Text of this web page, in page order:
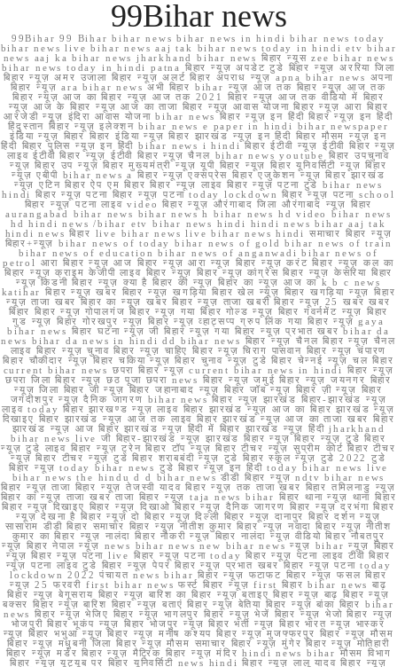
99Bihar news
99Bihar 99 Bihar bihar news bihar news in hindi bihar news today
bihar news live bihar news aaj tak bihar news today in hindi etv bihar
news aaj ka bihar news jharkhand bihar news बिहार न्यूस zee bihar news
bihar news today in hindi patna बिहार न्यूज़ अपडेट टुडे बिहार न्यूज़ अररिया जिला
बिहार न्यूज़ अमर उजाला बिहार न्यूज़ अलर्ट बिहार अपराध न्यूज़ apna bihar news अपना
बिहार न्यूज़ ara bihar news अभी बिहार bihar न्यूज़ आज तक बिहार न्यूज़ आज तक
बिहार न्यूज़ आज का बिहार न्यूज़ आज तक 2021 बिहार न्यूज़ आज तक वीडियो में बिहार
न्यूज़ आज के बिहार न्यूज़ आज का ताजा बिहार न्यूज़ आवास योजना बिहार न्यूज़ आरा बिहार
आरजेडी न्यूज़ इंदिरा आवास योजना bihar news बिहार न्यूज़ इन हिंदी बिहार न्यूज़ इन हिंदी
हिंदुस्तान बिहार न्यूज़ इलेक्शन bihar news e paper in hindi bihar newspaper
इंडिया न्यूज़ बिहार बिहार इंडिया न्यूज़ बिहार झारखंड न्यूज़ इन हिंदी बिहार मौसम न्यूज़ इन
हिंदी बिहार पुलिस न्यूज़ इन हिंदी bihar news i hindi बिहार ईटीवी न्यूज़ ईटीवी बिहार न्यूज़
लाइव ईटीवी बिहार न्यूज़ ईटीवी बिहार न्यूज़ चैनल bihar news youtube बिहार उपचुनाव
न्यूज़ बिहार उप न्यूज़ बिहार मुख्यमंत्री न्यूज़ यूपी बिहार न्यूज़ बिहार यूनिवर्सिटी न्यूज़ बिहार
न्यूज़ एबीपी bihar news a बिहार न्यूज़ एक्सप्रेस बिहार एजुकेशन न्यूज़ बिहार झारखंड
न्यूज़ एटिन बिहार ऐप एम बिहार बिहार न्यूज़ लाइव बिहार न्यूज़ पटना टुडे bihar news
hindi बिहार न्यूज़ पटना बिहार न्यूज़ पटना today lockdown बिहार न्यूज़ पटना school
बिहार न्यूज़ पटना लाइव video बिहार न्यूज़ औरंगाबाद जिला औरंगाबाद न्यूज़ बिहार
aurangabad bihar news bihar news h bihar news hd video bihar news
hd hindi news /bihar etv bihar news hindi hindi news bihar aaj tak
hindi news बिहार live bihar news live bihar news hindi समाचार बिहार न्यूज़
बिहार+न्यूज़ bihar news of today bihar news of gold bihar news of train
bihar news of education bihar news of anganwadi bihar news of
petrol आरा बिहार न्यूज़ आज बिहार न्यूज़ आरा न्यूज़ बिहार न्यूज़ करंट बिहार न्यूज़ कल का
बिहार न्यूज़ क्राइम केजीपी लाइव बिहार न्यूज़ बिहार न्यूज़ कांग्रेस बिहार न्यूज़ केसरिया बिहार
न्यूज़ किडनी बिहार न्यूज़ क्या है बिहार की न्यूज़ बिहार का न्यूज़ आज का k b c news
katihar बिहार न्यूज़ खबर बिहार न्यूज़ खगड़िया बिहार खेल न्यूज़ बिहार खगड़िया न्यूज़ बिहार
न्यूज़ ताजा खबर बिहार का न्यूज़ खबर बिहार न्यूज़ ताजा खबरी बिहार न्यूज़ 25 खबर खबर
बिहार बिहार न्यूज़ गोपालगंज बिहार न्यूज़ गया बिहार गोल्ड न्यूज़ बिहार गवर्नमेंट न्यूज़ बिहार
गुड न्यूज़ बिहार गोरखपुर न्यूज़ बिहार न्यूज़ व्हाट्सप्प ग्रुप लिंक गया बिहार न्यूज़ gaya
bihar news बिहार घटना न्यूज़ जी बिहार न्यूज़ गया बिहार न्यूज़ प्रभात खबर bihar da
news bihar da news in hindi dd bihar news बिहार न्यूज़ चैनल बिहार न्यूज़ चैनल
लाइव बिहार न्यूज़ चुनाव बिहार न्यूज़ चाहिए बिहार न्यूज़ चिराग पासवान बिहार न्यूज़ चंपारण
बिहार चौकीदार न्यूज़ बिहार चकिया न्यूज़ बिहार चुनाव न्यूज़ टुडे बिहार चेन्नई न्यूज़ चल बिहार
current bihar news छपरा बिहार न्यूज़ current bihar news in hindi बिहार न्यूज़
छपरा जिला बिहार न्यूज़ छठ पूजा छपरा news बिहार न्यूज़ जमुई बिहार न्यूज़ जयनगर बिहार
न्यूज़ जिला बिहार जी न्यूज़ बिहार जहानाबाद न्यूज़ बिहार जॉब न्यूज़ बिहार ज़ी न्यूज़ बिहार
जगदीशपुर न्यूज़ दैनिक जागरण bihar news बिहार न्यूज़ झारखंड बिहार-झारखंड न्यूज़
लाइव today बिहार झारखण्ड न्यूज़ लाइव बिहार झारखंड न्यूज़ आज का बिहार झारखंड न्यूज़
दिखाइए बिहार झारखंड न्यूज़ आज तक लाइव बिहार झारखंड न्यूज़ आज का ताजा खबर बिहार
झारखंड न्यूज़ आज बिहार झारखंड न्यूज़ हिंदी में बिहार झारखंड न्यूज़ हिंदी jharkhand
bihar news live जी बिहार-झारखंड न्यूज़ झारखंड बिहार न्यूज़ बिहार न्यूज़ टुडे बिहार
न्यूज़ टुडे लाइव बिहार न्यूज़ ट्रेन बिहार टॉप न्यूज़ बिहार टीचर न्यूज़ सुप्रीम कोर्ट बिहार टीचर
न्यूज़ बिहार टीचर न्यूज़ टुडे बिहार शराबबंदी न्यूज़ टुडे बिहार स्कूल न्यूज़ टुडे 2022 टुडे
बिहार न्यूज़ today bihar news टुडे बिहार न्यूज़ इन हिंदी today bihar news live
bihar news the hindu d d bihar news डीडी बिहार न्यूज़ ndtv bihar news
बिहार न्यूज़ ताजा बिहार न्यूज़ तेजस्वी यादव बिहार न्यूज़ तक ताजा खबर बिहार तमिलनाडु न्यूज़
बिहार का न्यूज़ ताजा खबर ताजा बिहार न्यूज़ taja news bihar बिहार थाना न्यूज़ थाना बिहार
बिहार न्यूज़ दिखाइए बिहार न्यूज़ दिखाओ बिहार न्यूज़ दैनिक जागरण बिहार न्यूज़ दरभंगा बिहार
न्यूज़ देखना है बिहार न्यूज़ दो बिहार न्यूज़ दिल्ली बिहार न्यूज़ दानापुर बिहार दर्शन न्यूज़
सासाराम डीडी बिहार समाचार बिहार न्यूज़ नीतीश कुमार बिहार न्यूज़ नवादा बिहार न्यूज़ नीतीश
कुमार का बिहार न्यूज़ नालंदा बिहार नौकरी न्यूज़ बिहार नालंदा न्यूज़ वीडियो बिहार नौबतपुर
न्यूज़ बिहार नेपाल न्यूज़ news bihar news new bihar news न्यूज़ bihar न्यूज़ बिहार
न्यूज़ बिहार न्यूज़ पटना live बिहार न्यूज़ पटना today बिहार न्यूज़ पटना लाइव टीवी बिहार
न्यूज़ पटना लाइव टुडे बिहार न्यूज़ पेपर बिहार न्यूज़ प्रभात खबर बिहार न्यूज़ पटना today
lockdown 2022 पंचायत news bihar बिहार न्यूज़ फटाफट बिहार न्यूज़ फसल बिहार
न्यूज़ 25 फरवरी first bihar news फर्स्ट बिहार न्यूज़ first बिहार bihar news बाढ़
बिहार न्यूज़ बेगूसराय बिहार न्यूज़ बारिश का बिहार न्यूज़ बताइए बिहार न्यूज़ बाढ़ बिहार न्यूज़
बक्सर बिहार न्यूज़ बारिश बिहार न्यूज़ बताएं बिहार न्यूज़ बेतिया बिहार न्यूज़ बांका बिहार bihar
news बिहार न्यूज़ भेजिए बिहार न्यूज़ भागलपुर बिहार न्यूज़ भेजें बिहार न्यूज़ भेजो बिहार न्यूज़
भोजपुरी बिहार भूकंप न्यूज़ बिहार भोजपुर न्यूज़ बिहार भर्ती न्यूज़ बिहार भारत न्यूज़ भास्कर
न्यूज़ बिहार भभुआ न्यूज़ बिहार न्यूज़ मनीष कश्यप बिहार न्यूज़ मुजफ्फरपुर बिहार न्यूज़ मौसम
बिहार न्यूज़ मधुबनी जिला बिहार न्यूज़ मौसम समाचार बिहार न्यूज़ मुंगेर बिहार न्यूज़ मोतिहारी
बिहार न्यूज़ मर्डर बिहार न्यूज़ मैट्रिक बिहार न्यूज़ मंदिर hindi news bihar मौसम विभाग
बिहार न्यूज़ यूट्यूब पर बिहार यूनिवर्सिटी news hindi बिहार न्यूज़ लालू यादव बिहार न्यूज़